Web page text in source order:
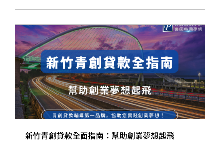
新竹青創貸款全面指南：幫助創業夢想起飛